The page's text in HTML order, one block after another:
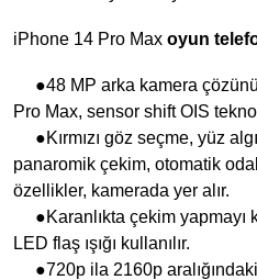
iPhone 14 Pro Max oyun
●48 MP arka kamera
Pro Max, sensor shift OIS
●Kırmızı göz seçme, yüz
panaromik çekim, otomatik
özellikler, kamerada yer alır.
●Karanlıkta çekim yapmayı
LED flaş ışığı kullanılır.
●720p ila 2160p